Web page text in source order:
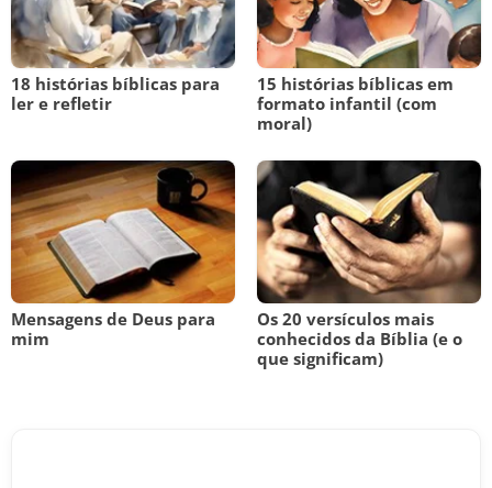
18 histórias bíblicas para
ler e refletir
15 histórias bíblicas em
formato infantil (com
moral)
Mensagens de Deus para
mim
Os 20 versículos mais
conhecidos da Bíblia (e o
que significam)